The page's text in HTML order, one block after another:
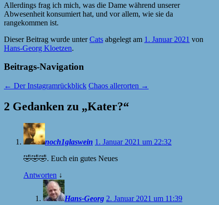
Allerdings frag ich mich, was die Dame während unserer
Abwesenheit konsumiert hat, und vor allem, wie sie da
rangekommen ist.
Dieser Beitrag wurde unterCats abgelegt am 1. Januar 2021 von
Hans-Georg Kloetzen.
Beitrags-Navigation
← Der Instagramrückblick Chaos allerorten →
2 Gedanken zu „Kater?“
noch1glaswein 1. Januar 2021 um 22:32
🤣🤣🤣. Euch ein gutes Neues
Antworten ↓
Hans-Georg 2. Januar 2021 um 11:39